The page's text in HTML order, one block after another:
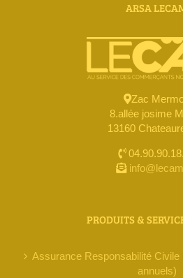
ARSA
Zac
8.allée josime
13160
PRODUITS &
Assurance Responsabilité Civile
annuels)